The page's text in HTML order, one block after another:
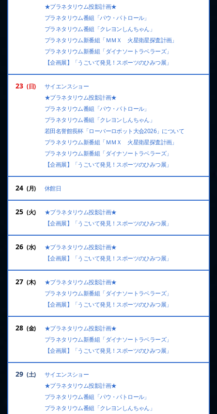
★プラネタリウム投影計画★
プラネタリウム番組「パウ・パトロール」
プラネタリウム番組「クレヨンしんちゃん」
プラネタリウム新番組「ＭＭＸ 火星衛星探査計画」
プラネタリウム新番組「ダイナソートラベラーズ」
【企画展】「うごいて発見！スポーツのひみつ展」
23
サイエンスショー
★プラネタリウム投影計画★
プラネタリウム番組「パウ・パトロール」
プラネタリウム番組「クレヨンしんちゃん」
若田名誉館長杯「ローバーロボット大会2026」について
プラネタリウム新番組「ＭＭＸ 火星衛星探査計画」
プラネタリウム新番組「ダイナソートラベラーズ」
【企画展】「うごいて発見！スポーツのひみつ展」
24 休館日
25
★プラネタリウム投影計画★
【企画展】「うごいて発見！スポーツのひみつ展」
26
★プラネタリウム投影計画★
【企画展】「うごいて発見！スポーツのひみつ展」
27
★プラネタリウム投影計画★
プラネタリウム新番組「ダイナソートラベラーズ」
【企画展】「うごいて発見！スポーツのひみつ展」
28
★プラネタリウム投影計画★
プラネタリウム新番組「ダイナソートラベラーズ」
【企画展】「うごいて発見！スポーツのひみつ展」
29
サイエンスショー
★プラネタリウム投影計画★
プラネタリウム番組「パウ・パトロール」
プラネタリウム番組「クレヨンしんちゃん」